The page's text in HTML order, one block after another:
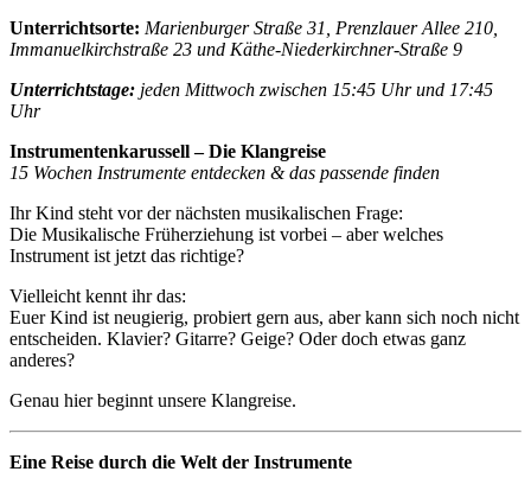
Unterrichtsorte: Marienburger Straße 31, Prenzlauer Allee 210,
Immanuelkirchstraße 23 und Käthe-Niederkirchner-Straße 9
Unterrichtstage: jeden Mittwoch zwischen 15:45 Uhr und 17:45
Uhr
Instrumentenkarussell – Die Klangreise
15 Wochen Instrumente entdecken & das passende finden
Ihr Kind steht vor der nächsten musikalischen Frage:
Die Musikalische Früherziehung ist vorbei – aber welches
Instrument ist jetzt das richtige?
Vielleicht kennt ihr das:
Euer Kind ist neugierig, probiert gern aus, aber kann sich noch nicht
entscheiden. Klavier? Gitarre? Geige? Oder doch etwas ganz
anderes?
Genau hier beginnt unsere Klangreise.
Eine Reise durch die Welt der Instrumente